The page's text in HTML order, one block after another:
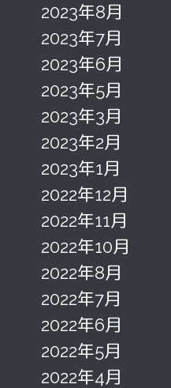
2023年8月
2023年7月
2023年6月
2023年5月
2023年3月
2023年2月
2023年1月
2022年12月
2022年11月
2022年10月
2022年8月
2022年7月
2022年6月
2022年5月
2022年4月